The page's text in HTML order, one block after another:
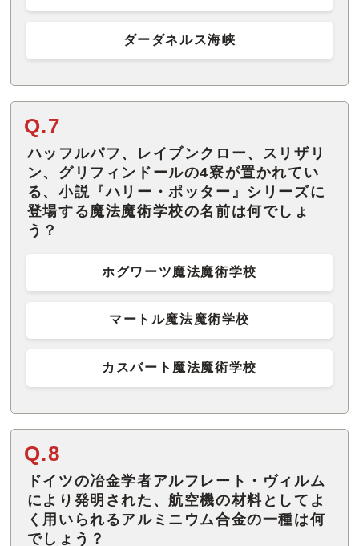
ダーダネルス海峡
Q.7
ハッフルパフ、レイブンクロー、スリザリ
ン、グリフィンドールの4寮が置かれてい
る、小説『ハリー・ポッター』シリーズに
登場する魔法魔術学校の名前は何でしょ
う？
ホグワーツ魔法魔術学校
マートル魔法魔術学校
カスバート魔法魔術学校
Q.8
ドイツの冶金学者アルフレート・ヴィルム
により発明された、航空機の材料としてよ
く用いられるアルミニウム合金の一種は何
でしょう？